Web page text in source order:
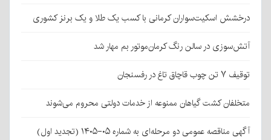
درخشش اسکیت‌سواران کرمانی با کسب یک طلا و یک برنز کشوری
آتش‌سوزی در سالن رنگ کرمان‌موتور بم مهار شد
توقیف ۷ تن چوب قاچاق تاغ در رفسنجان
متخلفان کشت گیاهان ممنوعه از خدمات دولتی محروم می‌شوند
آگهی مناقصه عمومی دو مرحله‌ای به شماره ۰۵-۱۴۰۵ (تجدید اول)